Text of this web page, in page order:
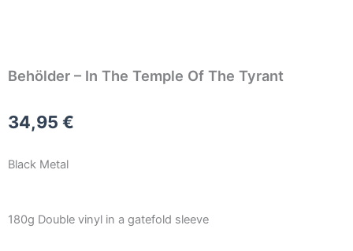
Behölder – In The Temple Of The Tyrant
34,95 €
Black Metal
180g Double vinyl in a gatefold sleeve